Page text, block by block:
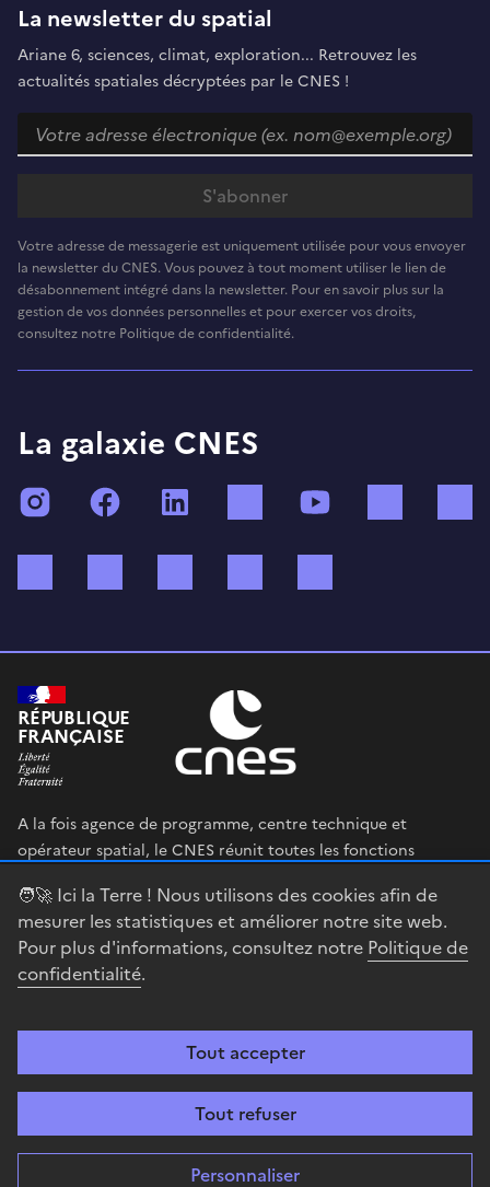
🧑‍🚀 Ici la Terre ! Nous utilisons des cookies afin de
mesurer les statistiques et améliorer notre site web.
Pour plus d'informations, consultez notre Politique de
confidentialité.
Tout accepter
Tout refuser
Personnaliser
La newsletter du spatial
Ariane 6, sciences, climat, exploration... Retrouvez les
actualités spatiales décryptées par le CNES !
Votre adresse de messagerie est uniquement utilisée pour vous envoyer
la newsletter du CNES. Vous pouvez à tout moment utiliser le lien de
désabonnement intégré dans la newsletter. Pour en savoir plus sur la
gestion de vos données personnelles et pour exercer vos droits,
consultez notre Politique de confidentialité.
La galaxie CNES
InstagramFacebook TikTok
RÉPUBLIQUE
FRANÇAISE
A la fois agence de programme, centre technique et
opérateur spatial, le CNES réunit toutes les fonctions
en œuvre sa stratégie spatiale.
legifrance.gouv.fr
gouvernement.fr
Accessibilité : partiellement conforme Mentions légales
Gestion des cookies
guyanais
Sauf mention explicite de propriété intellectuelle détenue par des tiers,